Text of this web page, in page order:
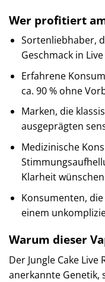
Wer profitiert
Sortenliebhaber,
Geschmack in
Erfahrene
ca. 90 % ohne
Marken, die
ausgeprägten
Medizinische
Klarheit
Konsumenten,
einem
Warum dieser
Der Jungle Cake Live
anerkannte Genetik,